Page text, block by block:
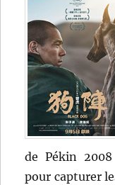
de Pékin
pour capturer